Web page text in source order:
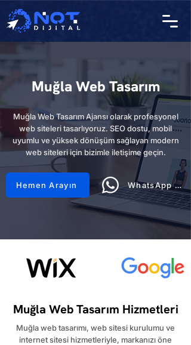
Muğla Web Tasarım
Muğla Web Tasarım Ajansı olarak profesyonel
web siteleri tasarlıyoruz. SEO dostu, mobil
uyumlu ve yüksek dönüşüm sağlayan modern
web siteleri için bizimle iletişime geçin.
Hemen Arayın WhatsApp Hattı
Muğla Web Tasarım Hizmetleri
​Muğla web tasarımı, web sitesi kurulumu ve
internet sitesi hizmetleriyle, markanızı öne